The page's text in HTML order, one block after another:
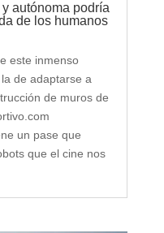
autónoma podría
de los humanos
este inmenso
de adaptarse a
de muros de
un pase que
que el cine nos